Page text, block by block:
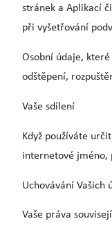
stránek a Aplikací
při vyšetřování
Osobní údaje,
odštěpení,
Vaše sdílení
Když používáte
internetové jméno,
Uchovávání Vašich
Vaše práva